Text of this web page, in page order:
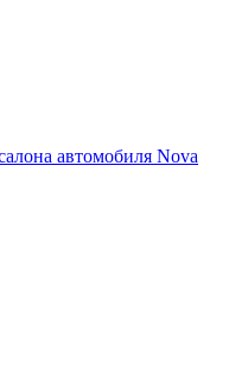
автомобиля Nova